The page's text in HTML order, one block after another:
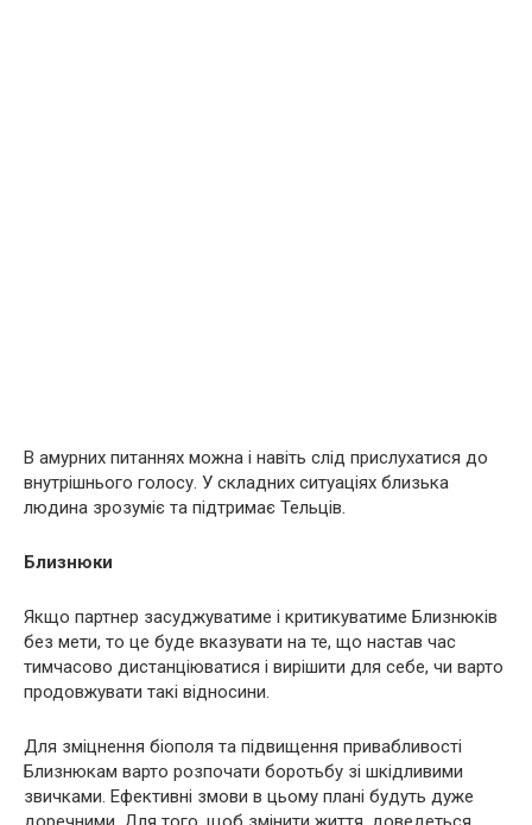
В амурних питаннях можна і навіть слід прислухатися до
внутрішнього голосу. У складних ситуаціях близька
людина зрозуміє та підтримає Тельців.
Близнюки
Якщо партнер засуджуватиме і критикуватиме Близнюків
без мети, то це буде вказувати на те, що настав час
тимчасово дистанціюватися і вирішити для себе, чи варто
продовжувати такі відносини.
Для зміцнення біополя та підвищення привабливості
Близнюкам варто розпочати боротьбу зі шкідливими
звичками. Ефективні змови в цьому плані будуть дуже